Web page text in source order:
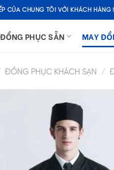
CỦA CHÚNG TÔI VỚI KHÁCH HÀNG !
ĐỒNG PHỤC SẴN MAY
ĐỒNG PHỤC KHÁCH SẠN /